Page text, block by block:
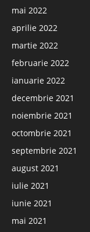
mai 2022
aprilie 2022
martie 2022
februarie 2022
ianuarie 2022
decembrie 2021
noiembrie 2021
octombrie 2021
septembrie 2021
august 2021
iulie 2021
iunie 2021
mai 2021